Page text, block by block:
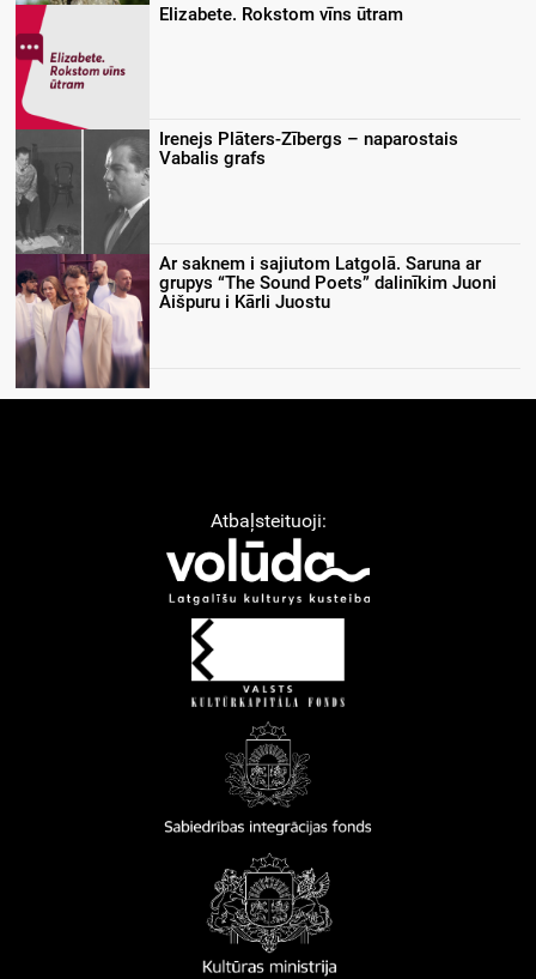
Elizabete. Rokstom vīns ūtram
Irenejs Plāters-Zībergs – naparostais
Vabalis grafs
Ar saknem i sajiutom Latgolā. Saruna ar
grupys “The Sound Poets” dalinīkim Juoni
Aišpuru i Kārli Juostu
Atbaļsteituoji: